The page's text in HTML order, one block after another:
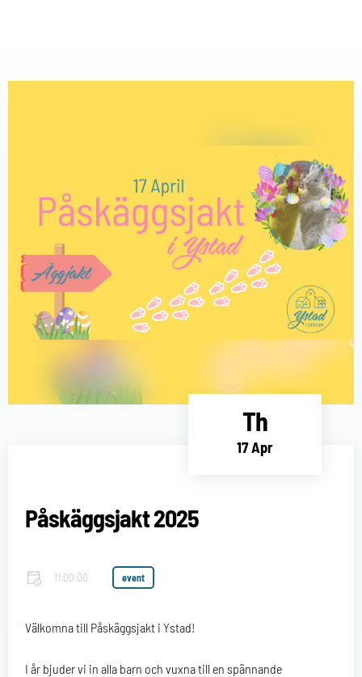
Th
17 Apr
Påskäggsjakt 2025
11:00:00 event
Välkomna till Påskäggsjakt i Ystad!
I år bjuder vi in alla barn och vuxna till en spännande